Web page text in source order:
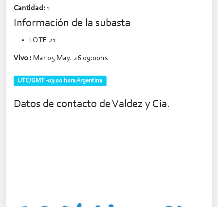
Cantidad: 1
Información de la subasta
LOTE 21
Vivo : Mar 05 May. 26 09:00hs
UTC/GMT -03:00 hora Argentina
Datos de contacto de Valdez y Cia.